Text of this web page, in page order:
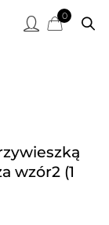
0
wzór2 (1